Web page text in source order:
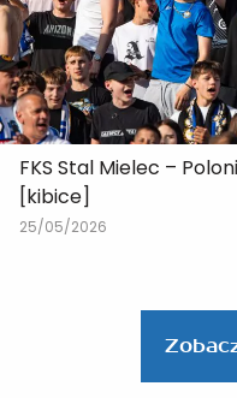
FKS Stal Mielec –
[kibice]
25/05/2026